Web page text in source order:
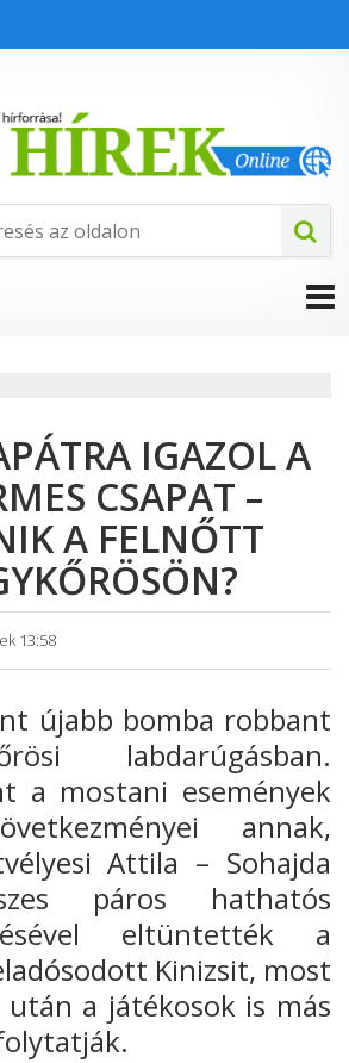
IGAZOL A
CSAPAT –
A FELNŐTT
13:58
újabb bomba robbant
labdarúgásban.
a mostani események
annak,
Attila – Sohajda
páros hathatós
eltüntették a
Kinizsit, most
a játékosok is más